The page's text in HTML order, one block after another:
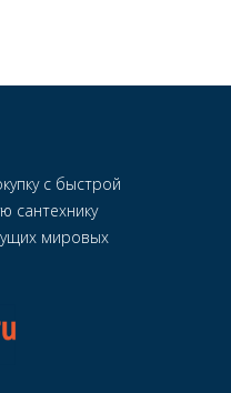
с быстрой
сантехнику
мировых